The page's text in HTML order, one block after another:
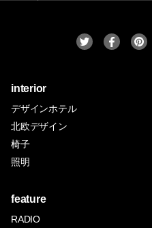
interior
デザインホテル
北欧デザイン
椅子
照明
feature
RADIO